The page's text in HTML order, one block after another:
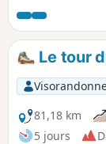
un des objectifs
Peyron, le
Peyron, le
Thabor pour
Vallée Étroite.
Le tour
81,18 km
5 jours